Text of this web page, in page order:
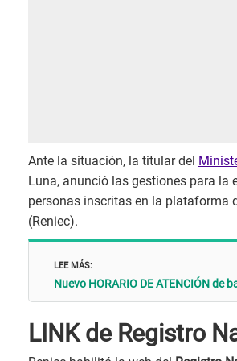
Ante la situación, la titular del
Luna, anunció las gestiones para la
personas inscritas en la plataforma
(Reniec).
LEE MÁS:
Nuevo HORARIO DE ATENCIÓN de
LINK de Registro